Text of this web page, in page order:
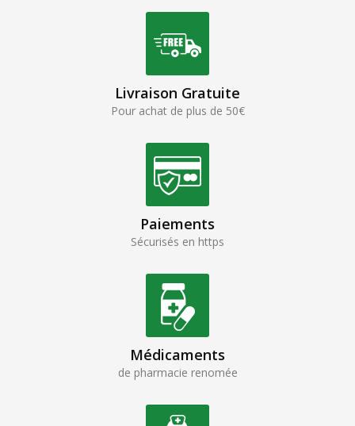
Livraison Gratuite
Pour achat de plus de 50€
Paiements
Sécurisés en https
Médicaments
de pharmacie renomée